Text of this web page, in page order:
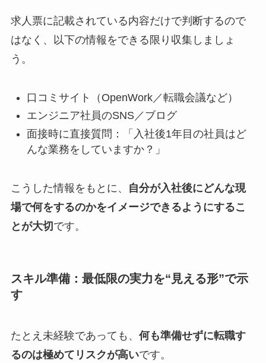
求人票に記載されている内容だけで判断するので
はなく、以下の情報をできる限り収集しましょ
う。
口コミサイト（OpenWork／転職会議など）
エンジニア社員のSNS／ブログ
面接時に直接質問：「入社後1年目の社員はど
んな業務をしていますか？」
こうした情報をもとに、
自分が入社後にどんな現
場で何をするのかをイメージできるようにするこ
とが大切です。
スキル準備：最低限の実力を“見える形”で示
す
たとえ未経験であっても、 何も準備せずに転職す
るのは極めてリスクが高いです。